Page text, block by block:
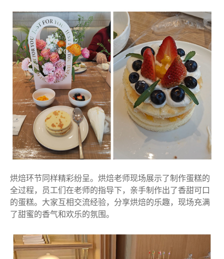
烘焙环节同样精彩纷呈。烘焙老师现场展示了制作蛋糕的
全过程，员工们在老师的指导下，亲手制作出了香甜可口
的蛋糕。大家互相交流经验，分享烘焙的乐趣，现场充满
了甜蜜的香气和欢乐的氛围。